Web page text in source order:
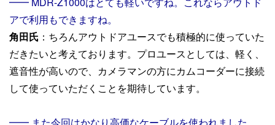
アで利用もできますね。
角田氏 ：ちろんアウトドアユースでも積極的に使っていた
だきたいと考えております。プロユースとしては、軽く、
遮音性が高いので、カメラマンの方にカムコーダーに接続
して使っていただくことを期待しています。